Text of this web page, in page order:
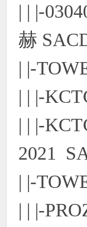
| | |-
赫
| |-
| | |-
| | |-
2021
| |-
| | |-